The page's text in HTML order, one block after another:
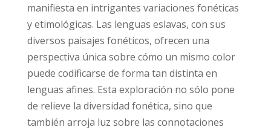
manifiesta en intrigantes variaciones fonéticas
y etimológicas. Las lenguas eslavas, con sus
diversos paisajes fonéticos, ofrecen una
perspectiva única sobre cómo un mismo color
puede codificarse de forma tan distinta en
lenguas afines. Esta exploración no sólo pone
de relieve la diversidad fonética, sino que
también arroja luz sobre las connotaciones